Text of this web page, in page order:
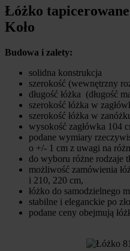
Łóżko
Koło
Budowa i zalety:
solidna konstrukcja
szerokość (wewnętrzny
długość łóżka (długość
szerokość łóżka w
szerokość łóżka w
wysokość zagłówka 104
podane wymiary
o +/- 1 cm z uwagi na
do wyboru różne rodzaje
możliwość zamówienia
i 210, 220 cm,
łóżko do samodzielnego
stabilne i eleganckie po
podane ceny obejmują